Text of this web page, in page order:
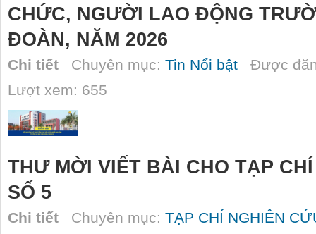
CHỨC, NGƯỜI LAO ĐỘNG
ĐOÀN, NĂM 2026
Chi tiết Chuyên mục: Tin Nổi bật Được
Lượt xem: 655
THƯ MỜI VIẾT BÀI CHO TẠP
SỐ 5
Chi tiết Chuyên mục: TẠP CHÍ NGHIÊN